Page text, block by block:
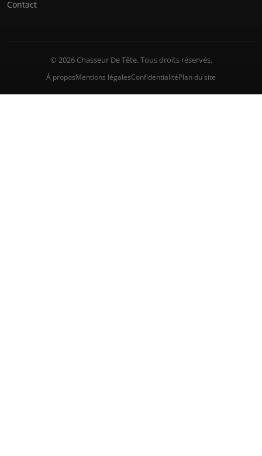
Contact
© 2026 Chasseur De Tête. Tous droits réservés.
À proposMentions légalesConfidentialitéPlan du site